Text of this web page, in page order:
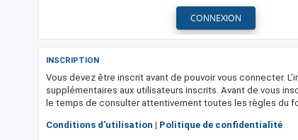
INSCRIPTION
Vous devez être inscrit avant de pouvoir vous connecter.
supplémentaires aux utilisateurs inscrits. Avant de vous
le temps de consulter attentivement toutes les règles du
Conditions d’utilisation | Politique de confidentialité